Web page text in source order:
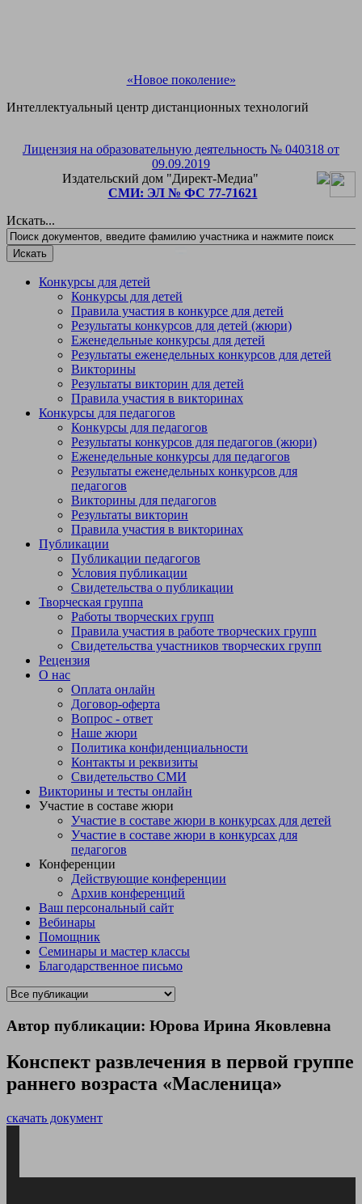
«Новое поколение»
Интеллектуальный центр дистанционных технологий
Лицензия на образовательную деятельность № 040318 от
09.09.2019
Издательский дом "Директ-Медиа"
СМИ: ЭЛ № ФС 77-71621
Искать...
Конкурсы для детей
Конкурсы для детей
Правила участия в конкурсе для детей
Результаты конкурсов для детей (жюри)
Еженедельные конкурсы для детей
Результаты еженедельных конкурсов для детей
Викторины
Результаты викторин для детей
Правила участия в викторинах
Конкурсы для педагогов
Конкурсы для педагогов
Результаты конкурсов для педагогов (жюри)
Еженедельные конкурсы для педагогов
Результаты еженедельных конкурсов для
педагогов
Викторины для педагогов
Результаты викторин
Правила участия в викторинах
Публикации
Публикации педагогов
Условия публикации
Свидетельства о публикации
Творческая группа
Работы творческих групп
Правила участия в работе творческих групп
Свидетельства участников творческих групп
Рецензия
О нас
Оплата онлайн
Договор-оферта
Вопрос - ответ
Наше жюри
Политика конфиденциальности
Контакты и реквизиты
Свидетельство СМИ
Викторины и тесты онлайн
Участие в составе жюри
Участие в составе жюри в конкурсах для детей
Участие в составе жюри в конкурсах для
педагогов
Конференции
Действующие конференции
Архив конференций
Ваш персональный сайт
Вебинары
Помощник
Семинары и мастер классы
Благодарственное письмо
Автор публикации: Юрова Ирина Яковлевна
Конспект развлечения в первой группе
раннего возраста «Масленица»
скачать документ
Рады приветствовать Вас!
Подпишитесь на рассылку и мы подарим Вам
бесплатное участие в любом педагогическом или
детском конкурсе на выбор!